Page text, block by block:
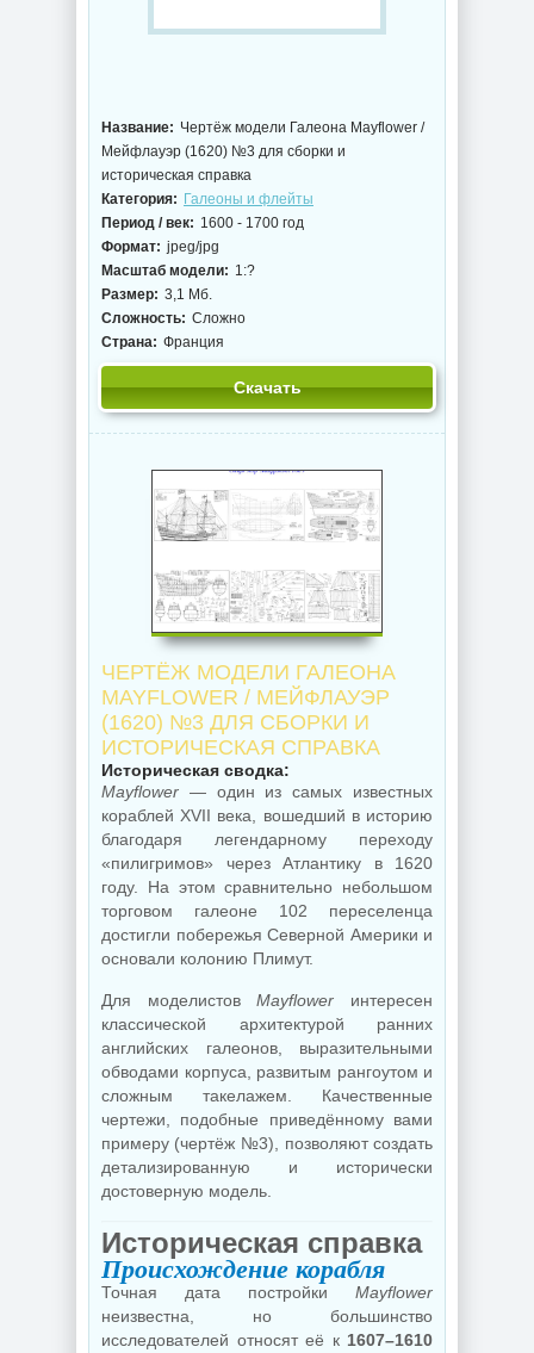
Название: Чертёж модели Галеона Mayflower /
Мейфлауэр (1620) №3 для сборки и
историческая справка
Категория: Галеоны и флейты
Период / век: 1600 - 1700 год
Формат: jpeg/jpg
Масштаб модели: 1:?
Размер: 3,1 Мб.
Сложность: Сложно
Страна: Франция
Скачать
ЧЕРТЁЖ МОДЕЛИ ГАЛЕОНА
MAYFLOWER / МЕЙФЛАУЭР
(1620) №3 ДЛЯ СБОРКИ И
ИСТОРИЧЕСКАЯ СПРАВКА
Историческая сводка:
Mayflower — один из самых известных
кораблей XVII века, вошедший в историю
благодаря легендарному переходу
«пилигримов» через Атлантику в 1620
году. На этом сравнительно небольшом
торговом галеоне 102 переселенца
достигли побережья Северной Америки и
основали колонию Плимут.
Для моделистовMayflower интересен
классической архитектурой ранних
английских галеонов, выразительными
обводами корпуса, развитым рангоутом и
сложным такелажем. Качественные
чертежи, подобные приведённому вами
примеру (чертёж №3), позволяют создать
детализированную и исторически
достоверную модель.
Историческая справка
Происхождение корабля
Точная дата постройки Mayflower
неизвестна, но большинство
исследователей относят её к 1607–1610